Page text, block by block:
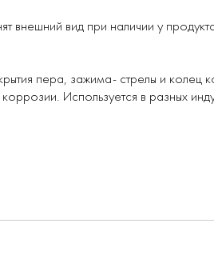
вид при наличии у
пера, зажима- стрелы и колец
Используется в разных